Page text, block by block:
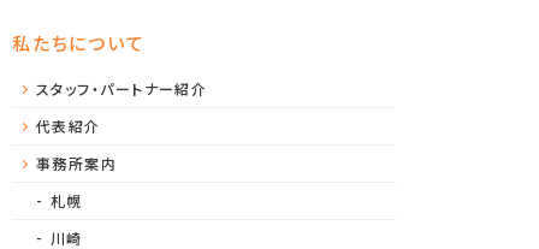
私たちについて
スタッフ・パートナー紹介
代表紹介
事務所案内
札幌
川崎